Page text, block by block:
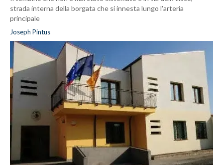
strada interna della borgata che si innesta lungo l'arteria
principale
Joseph Pintus